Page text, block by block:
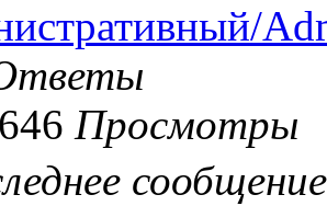
Просмотры